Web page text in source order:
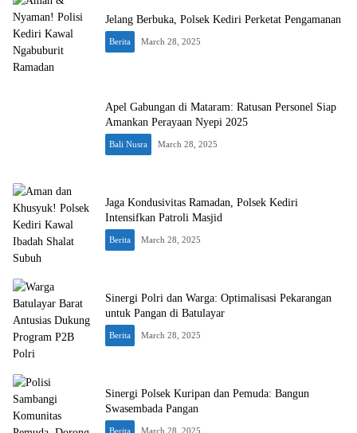
Jelang Berbuka, Polsek Kediri Perketat Pengamanan
Berita March 28, 2025
Apel Gabungan di Mataram: Ratusan Personel Siap
Amankan Perayaan Nyepi 2025
Bali Nusra March 28, 2025
Jaga Kondusivitas Ramadan, Polsek Kediri
Intensifkan Patroli Masjid
Berita March 28, 2025
Sinergi Polri dan Warga: Optimalisasi Pekarangan
untuk Pangan di Batulayar
Berita March 28, 2025
Sinergi Polsek Kuripan dan Pemuda: Bangun
Swasembada Pangan
Berita March 28, 2025